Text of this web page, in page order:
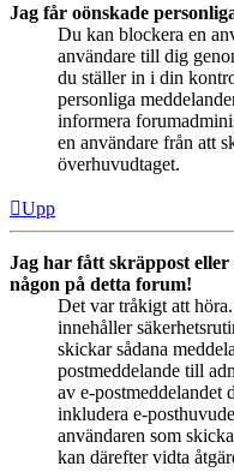
Jag får oönskade
Du kan blockera en
användare till dig
du ställer in i din
personliga
informera
en användare från att
överhuvudtaget.
Upp
Jag har fått skräppost eller
någon på detta forum!
Det var tråkigt att
innehåller
skickar sådana
postmeddelande till
av e-
inkludera e-
användaren som
kan därefter vidta